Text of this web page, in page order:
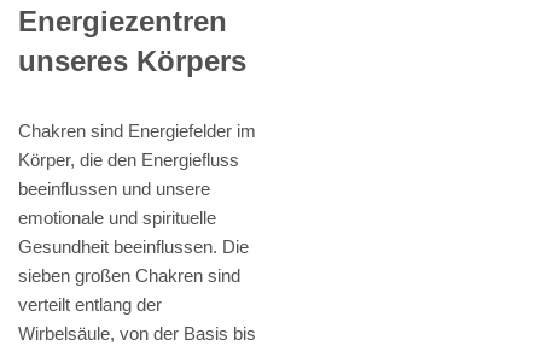
Energiezentren
unseres Körpers
Chakren sind Energiefelder im
Körper, die den Energiefluss
beeinflussen und unsere
emotionale und spirituelle
Gesundheit beeinflussen. Die
sieben großen Chakren sind
verteilt entlang der
Wirbelsäule, von der Basis bis